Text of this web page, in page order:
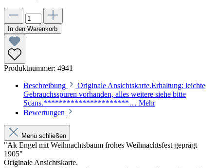
In den Warenkorb
Produktnummer: 4941
Beschreibung
Originale Ansichtskarte.Erhaltung: leichte
Gebrauchsspuren vorhanden, alles weitere siehe bitte
Scans.**********************… Mehr
Bewertungen
Menü schließen
"Ak Engel mit Weihnachtsbaum frohes Weihnachtsfest geprägt
1905"
Originale Ansichtskarte.